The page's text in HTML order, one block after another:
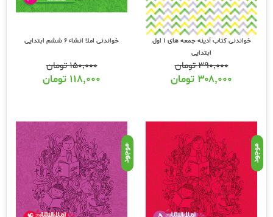
خواندنی کتاب آدینه جمعه های 1 اول
ابتدایی
۳۹۰,۰۰۰تومان
۳۰۸,۰۰۰ تومان
خواندنی املا انشاء 6 ششم ابتدایی
۱۵۰,۰۰۰تومان
۱۱۸,۰۰۰ تومان
موجود موجود